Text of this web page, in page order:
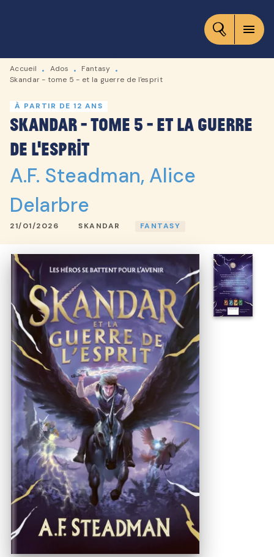
CONTENU
menu
Accueil • Ados • Fantasy •
Skandar - tome 5 - et la guerre de l'esprit
À PARTIR DE 12 ANS
Skandar - tome 5 - et la guerre
de l'esprit
A.F. Steadman, Alice
Delarbre
21/01/2026 SKANDAR FANTASY